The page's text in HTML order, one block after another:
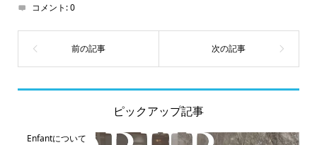
コメント:0
ピックアップ記事
Enfantについて